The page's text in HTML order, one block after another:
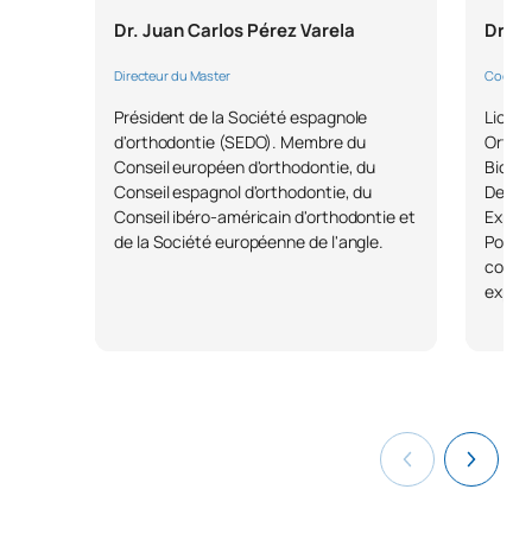
Dr. Juan Carlos Pérez Varela
Directeur du Master
Président de la Société espagnole
d'orthodontie (SEDO). Membre du
Conseil européen d'orthodontie, du
Conseil espagnol d'orthodontie, du
Conseil ibéro-américain d'orthodontie et
de la Société européenne de l'angle.
Dra.